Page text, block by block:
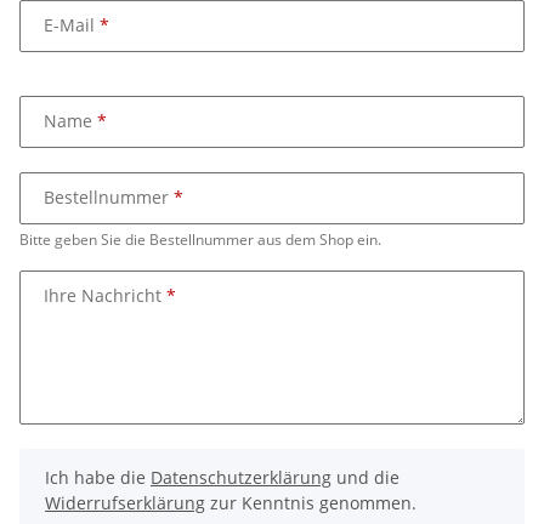
E-Mail
Name
Bitte geben Sie die Bestellnummer aus dem Shop ein.
Bestellnummer
Ihre Nachricht
Ich habe die Datenschutzerklärung und die
Widerrufserklärung zur Kenntnis genommen.